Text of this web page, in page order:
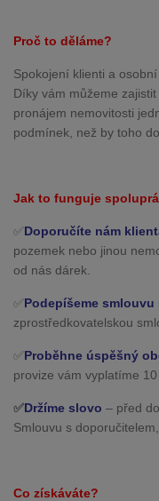
Proč to děláme?
Spokojení klienti a
Díky vám můžeme
pronájem nemovitosti
podmínek, než by toho
Jak to funguje
✅Doporučíte nám
pozemek nebo jinou
od nás dárek.
✅Podepíšeme smlouvu
zprostředkovatelskou
✅Proběhne úspěšný
provize vám vyplatíme
✅Držíme slovo – před
Smlouvu s
Co získáváte?